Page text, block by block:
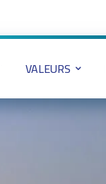
VALEURS